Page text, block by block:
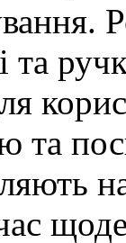
та
та